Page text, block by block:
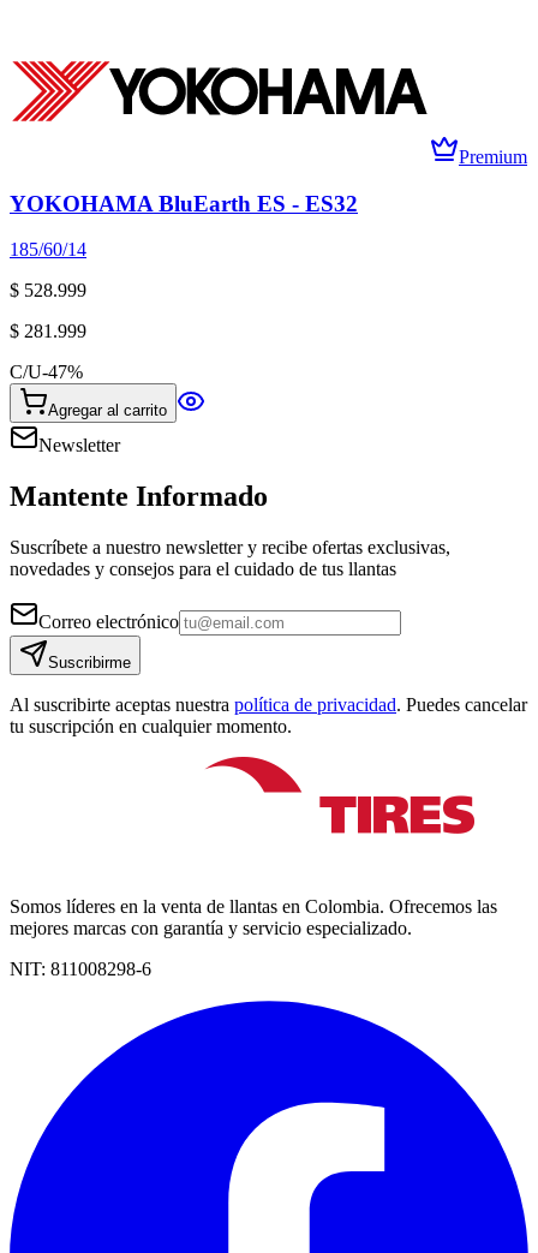
Premium
YOKOHAMA BluEarth ES - ES32
185/60/14
$ 528.999
$ 281.999
C/U-47%
Agregar al carrito
Newsletter
Mantente Informado
Suscríbete a nuestro newsletter y recibe ofertas exclusivas,
novedades y consejos para el cuidado de tus llantas
Correo electrónico
Suscribirme
Al suscribirte aceptas nuestra política de privacidad. Puedes cancelar
tu suscripción en cualquier momento.
Somos líderes en la venta de llantas en Colombia. Ofrecemos las
mejores marcas con garantía y servicio especializado.
NIT: 811008298-6